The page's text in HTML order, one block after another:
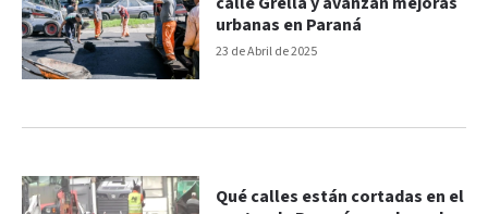
23 de Abril de 2025
urbanas en Paraná
Qué calles están cortadas en el